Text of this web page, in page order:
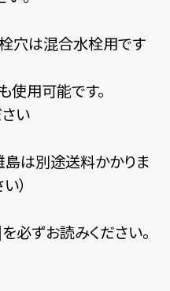
穴は混合水栓用です
用可能です。
い
島は別途送料かかりま
）
必ずお読みください。